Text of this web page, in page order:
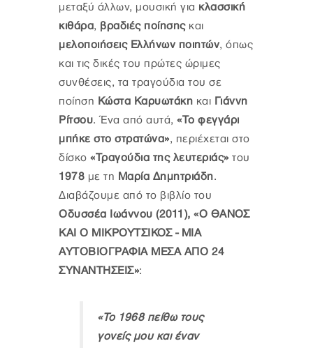
μεταξύ άλλων, μουσική για κλασσική
κιθάρα, βραδιές ποίησης και
μελοποιήσεις Ελλήνων ποιητών, όπως
και τις δικές του πρώτες ώριμες
συνθέσεις, τα τραγούδια του σε
ποίηση Κώστα Καρυωτάκη και Γιάννη
Ρίτσου. Ένα από αυτά, «Το φεγγάρι
μπήκε στο στρατώνα», περιέχεται στο
δίσκο «Τραγούδια της λευτεριάς» του
1978 με τη Μαρία Δημητριάδη.
Διαβάζουμε από το βιβλίο του
Οδυσσέα Ιωάννου (2011), «Ο ΘΑΝΟΣ
ΚΑΙ Ο ΜΙΚΡΟΥΤΣΙΚΟΣ - ΜΙΑ
ΑΥΤΟΒΙΟΓΡΑΦΙΑ ΜΕΣΑ ΑΠΟ 24
ΣΥΝΑΝΤΗΣΕΙΣ»:
«Το 1968 πείθω τους
γονείς μου και έναν